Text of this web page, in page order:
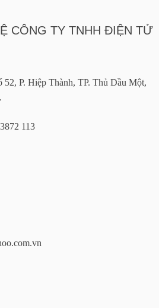
CÔNG TY TNHH ĐIỆN TỬ
P. Hiệp Thành, TP. Thủ Dầu Một,
0274 3872 113